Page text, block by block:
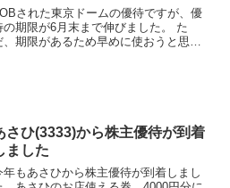
された東京ドームの優待ですが、優
の期限が6月末まで伸びました。 た
、期限があるため早めに使おうと思い
さひ(3333)から株主優待が到着
ました
年もあさひから株主優待が到着しまし